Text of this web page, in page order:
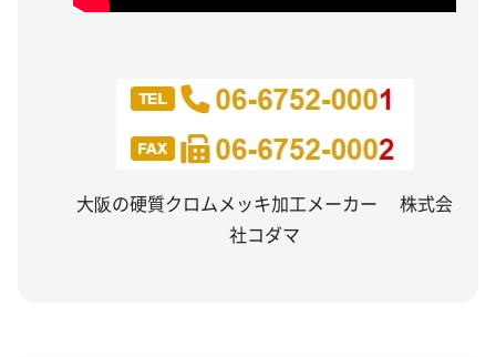
大阪の硬質クロムメッキ加工メーカー 株式会
社コダマ